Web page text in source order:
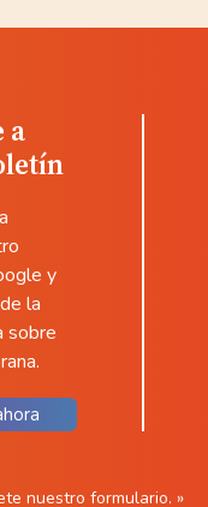
a
y
la
sobre
nuestro formulario. »